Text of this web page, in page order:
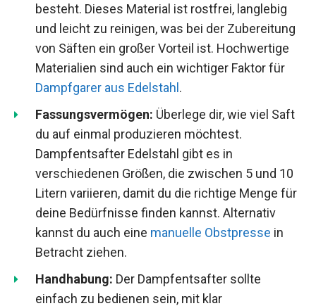
besteht. Dieses Material ist rostfrei, langlebig
und leicht zu reinigen, was bei der Zubereitung
von Säften ein großer Vorteil ist. Hochwertige
Materialien sind auch ein wichtiger Faktor für
Dampfgarer aus Edelstahl .
Fassungsvermögen: Überlege dir, wie viel Saft
du auf einmal produzieren möchtest.
Dampfentsafter Edelstahl gibt es in
verschiedenen Größen, die zwischen 5 und 10
Litern variieren, damit du die richtige Menge für
deine Bedürfnisse finden kannst. Alternativ
kannst du auch eine manuelle Obstpresse in
Betracht ziehen.
Handhabung: Der Dampfentsafter sollte
einfach zu bedienen sein, mit klar